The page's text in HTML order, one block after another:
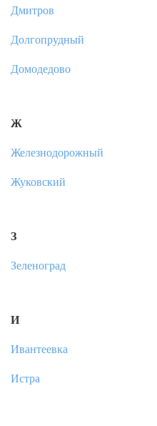
Дмитров
Долгопрудный
Домодедово
Ж
Железнодорожный
Жуковский
З
Зеленоград
И
Ивантеевка
Истра